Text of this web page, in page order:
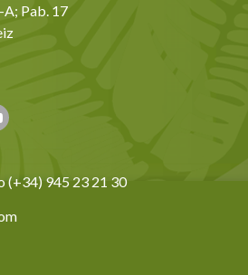
Pab. 17
(+34) 945 23 21 30